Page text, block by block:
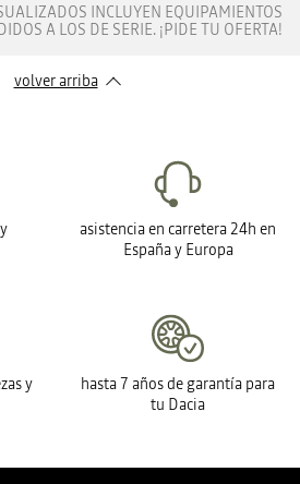
INCLUYEN EQUIPAMIENTOS
A LOS DE SERIE. ¡PIDE TU OFERTA!
volver arriba
asistencia en carretera 24h en
España y Europa
y
hasta 7 años de garantía para
tu Dacia